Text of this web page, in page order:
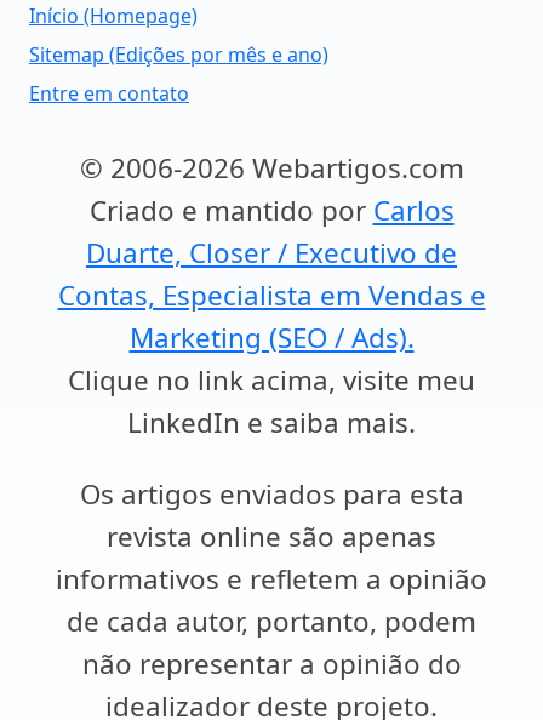
Início (Homepage)
Sitemap (Edições por mês e ano)
Entre em contato
© 2006-2026 Webartigos.com
Criado e mantido por Carlos
Duarte, Closer / Executivo de
Contas, Especialista em Vendas e
Marketing (SEO / Ads).
Clique no link acima, visite meu
LinkedIn e saiba mais.
Os artigos enviados para esta
revista online são apenas
informativos e refletem a opinião
de cada autor, portanto, podem
não representar a opinião do
idealizador deste projeto.